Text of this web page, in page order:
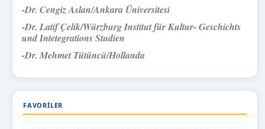
-Dr. Cengiz Aslan/Ankara Üniversitesi
-Dr. Latif Çelik/Würzburg Institut für Kultur- Geschichts
und Intetegrations Studien
-Dr. Mehmet Tütüncü/Hollanda
FAVORILER